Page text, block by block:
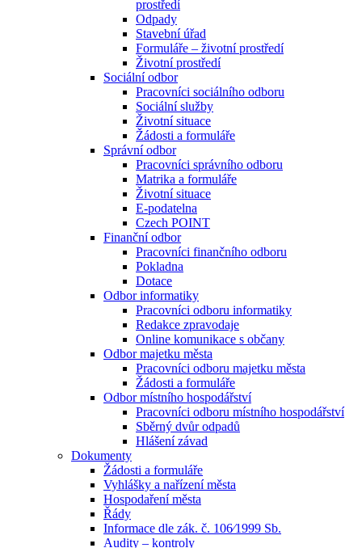
prostředí
Odpady
Stavební úřad
Formuláře – životní prostředí
Životní prostředí
Sociální odbor
Pracovníci sociálního odboru
Sociální služby
Životní situace
Žádosti a formuláře
Správní odbor
Pracovníci správního odboru
Matrika a formuláře
Životní situace
E-podatelna
Czech POINT
Finanční odbor
Pracovníci finančního odboru
Pokladna
Dotace
Odbor informatiky
Pracovníci odboru informatiky
Redakce zpravodaje
Online komunikace s občany
Odbor majetku města
Pracovníci odboru majetku města
Žádosti a formuláře
Odbor místního hospodářství
Pracovníci odboru místního hospodářství
Sběrný dvůr odpadů
Hlášení závad
Dokumenty
Žádosti a formuláře
Vyhlášky a nařízení města
Hospodaření města
Řády
Informace dle zák. č. 106⁄1999 Sb.
Audity – kontroly